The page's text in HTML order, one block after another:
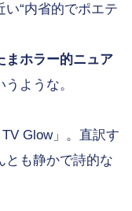
“内省的でポエテ
まホラー的ニュア
うような。
Glow」。直訳す
とも静かで詩的な